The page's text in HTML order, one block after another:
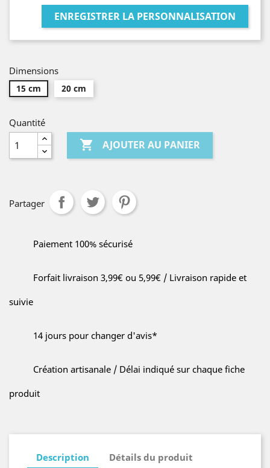
ENREGISTRER LA PERSONNALISATION
Dimensions
15 cm 20 cm
Quantité
 AJOUTER AU PANIER
Partager
Paiement 100% sécurisé
Forfait livraison 3,99€ ou 5,99€ / Livraison rapide et
suivie
14 jours pour changer d'avis*
Création artisanale / Délai indiqué sur chaque fiche
produit
Description Détails du produit